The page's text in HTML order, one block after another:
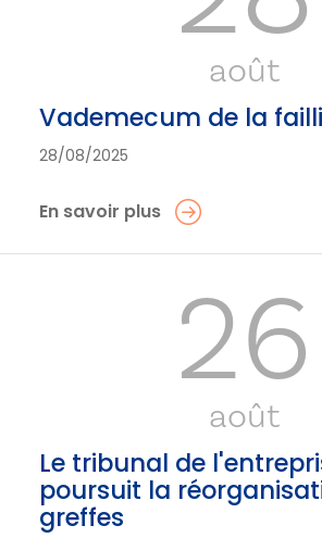
août
Vademecum de la
28/08/2025
En savoir plus
26
août
Le tribunal de
poursuit la
greffes